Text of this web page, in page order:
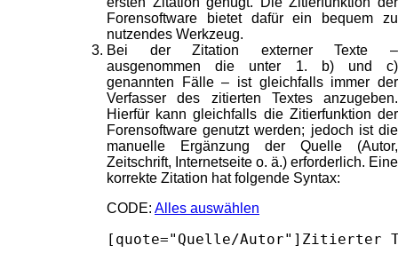
Forensoftware bietet dafür ein bequem zu
nutzendes Werkzeug.
Bei der Zitation externer Texte –
ausgenommen die unter 1. b) und c)
genannten Fälle – ist gleichfalls immer der
Verfasser des zitierten Textes anzugeben.
Hierfür kann gleichfalls die Zitierfunktion der
Forensoftware genutzt werden; jedoch ist die
manuelle Ergänzung der Quelle (Autor,
Zeitschrift, Internetseite o. ä.) erforderlich. Eine
korrekte Zitation hat folgende Syntax:
CODE: Alles auswählen
[quote="Quelle/Autor"]Zitierter